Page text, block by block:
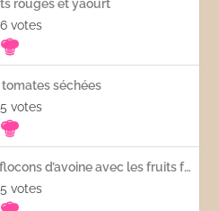
rouges et yaourt
6votes
séchées
5votes
Porridge aux flocons d’avoine avec les fruits frais
5votes